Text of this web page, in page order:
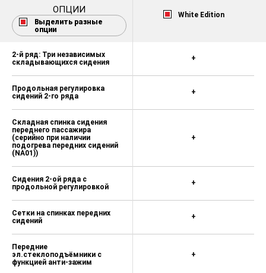
ОПЦИИ
Выделить разные
опции
White Edition
2-й ряд: Три независимых
складывающихся сидения
Продольная регулировка
сидений 2-го ряда
Складная спинка сидения
переднего пассажира
(серийно при наличии
подогрева передних сидений
(NA01))
Сидения 2-ой ряда с
продольной регулировкой
Сетки на спинках передних
сидений
Передние
эл.стеклоподъёмники с
функцией анти-зажим
+
+
+
+
+
+